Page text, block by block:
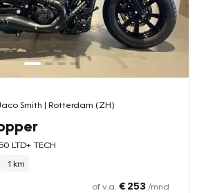
Smith | Rotterdam (ZH)
LTD+ TECH
1 km
of v.a. € 253 /mnd